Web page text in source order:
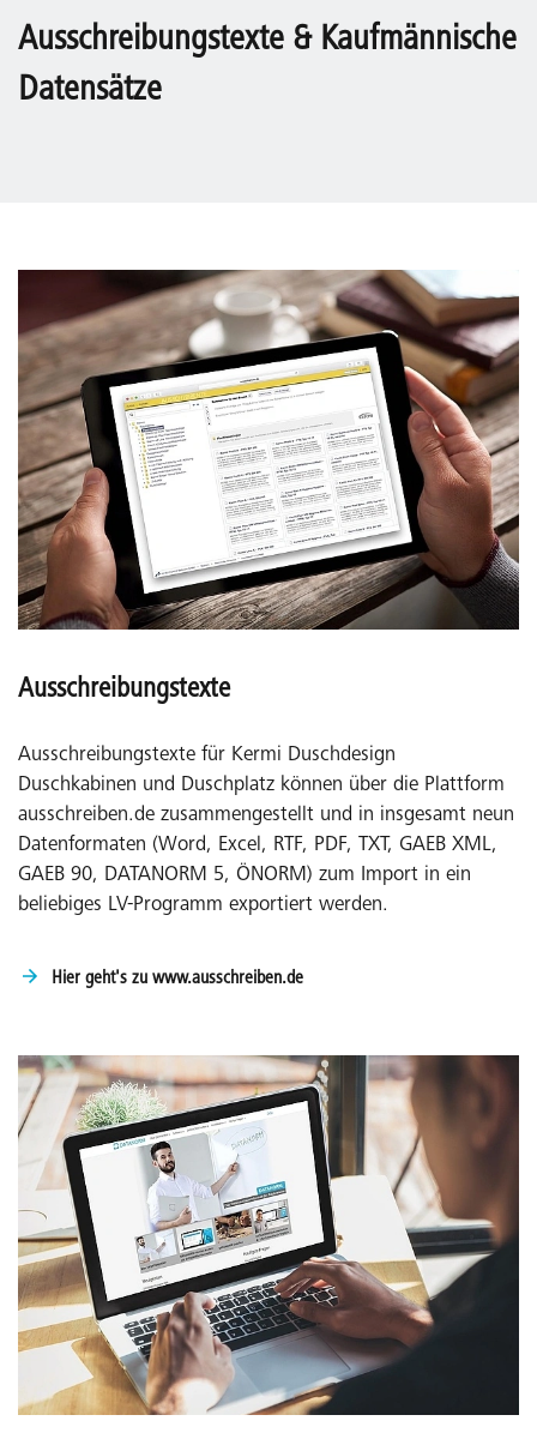
Ausschreibungstexte & Kaufmännische
Datensätze
Ausschreibungstexte
Ausschreibungstexte für Kermi Duschdesign
Duschkabinen und Duschplatz können über die Plattform
ausschreiben.de zusammengestellt und in insgesamt neun
Datenformaten (Word, Excel, RTF, PDF, TXT, GAEB XML,
GAEB 90, DATANORM 5, ÖNORM) zum Import in ein
beliebiges LV-Programm exportiert werden.
Hier geht's zu www.ausschreiben.de